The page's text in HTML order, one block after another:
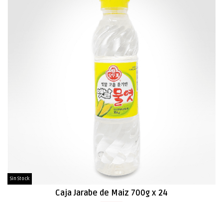
Sin Stock
Caja Jarabe de Maiz 700g x 24